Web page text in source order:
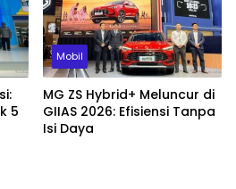
5
Mobil
MG ZS Hybrid+ Meluncur di
GIIAS 2026: Efisiensi Tanpa
Isi Daya